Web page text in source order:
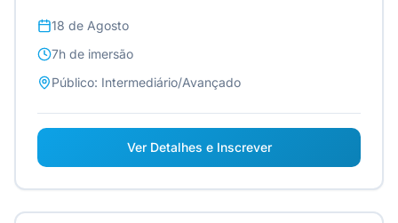
18 de Agosto
7h de imersão
Público: Intermediário/Avançado
Ver Detalhes e Inscrever